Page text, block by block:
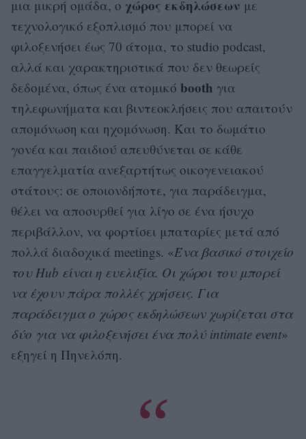
μια μικρή ομάδα, ο χώρος εκδηλώσεων με
τεχνολογικό εξοπλισμό που μπορεί να
φιλοξενήσει έως 70 άτομα, το studio podcast,
αλλά και χαρακτηριστικά που δεν θεωρείς
δεδομένα, όπως ένα ατομικό booth για
τηλεφωνήματα και βιντεοκλήσεις που απαιτούν
απομόνωση και ηχομόνωση. Και το δωμάτιο
γονέα και παιδιού απευθύνεται σε κάθε
επαγγελματία ανεξαρτήτως οικογενειακού
στάτους: σε οποιονδήποτε, για παράδειγμα,
θέλει να αποσυρθεί για λίγο σε ένα ήσυχο
περιβάλλον, να φορτίσει μπαταρίες μετά από
πολλά διαδοχικά meetings. «Ένα βασικό στοιχείο
του Hub είναι η ευελιξία. Οι χώροι του μπορεί
να έχουν πάρα πολλές χρήσεις. Για
παράδειγμα ο χώρος εκδηλώσεων χωρίζεται στα
δύο για να φιλοξενήσει ένα πολύ intimate event»
εξηγεί η Πηνελόπη.